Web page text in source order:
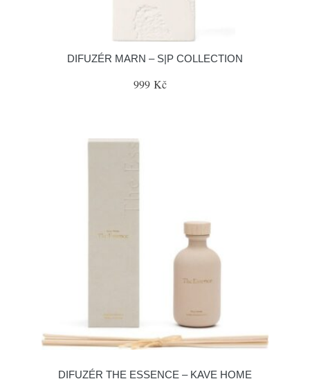
DIFUZÉR MARN – S|P COLLECTION
999 Kč
DIFUZÉR THE ESSENCE – KAVE HOME